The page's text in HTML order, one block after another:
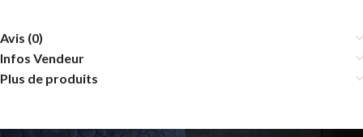
Avis (0)
Infos Vendeur
Plus de produits